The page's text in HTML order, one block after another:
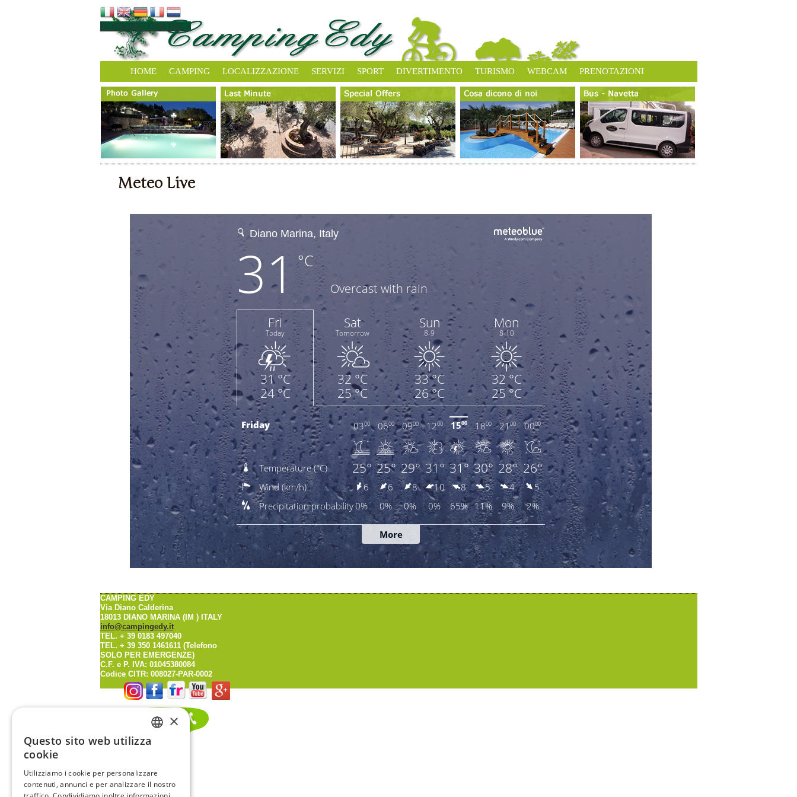
BOOKING ONLINE »
HOME CAMPING LOCALIZZAZIONE SERVIZI SPORT DIVERTIMENTO TURISMO WEBCAM PRENOTAZIONI
Meteo Live
CAMPING EDY
Via Diano Calderina
18013 DIANO MARINA (IM ) ITALY
info@campingedy.it
TEL. + 39 0183 497040
TEL. + 39 350 1461611 (Telefono
SOLO PER EMERGENZE)
C.F. e P. IVA: 01045380084
Codice CITR: 008027-PAR-0002
FRENCH
×
Questo sito web utilizza
cookie
Utilizziamo i cookie per personalizzare
contenuti, annunci e per analizzare il nostro